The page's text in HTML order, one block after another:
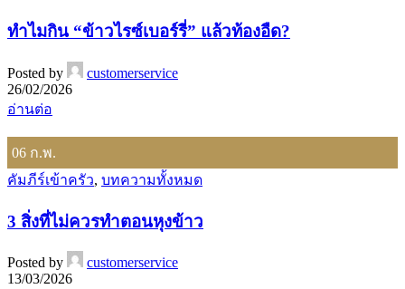
ทำไมกิน “ข้าวไรซ์เบอร์รี่” แล้วท้องอืด?
Posted by
customerservice
26/02/2026
อ่านต่อ
06 ก.พ.
คัมภีร์เข้าครัว, บทความทั้งหมด
3 สิ่งที่ไม่ควรทำตอนหุงข้าว
Posted by
customerservice
13/03/2026